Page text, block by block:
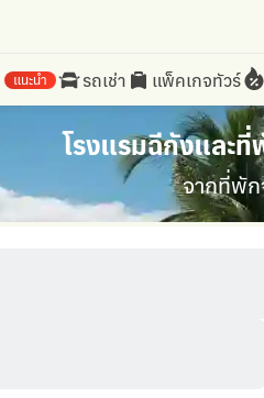
แนะนำ รถเช่า แพ็คเกจทัวร์
โรงแรมฉีกังและที่
จากที่พัก